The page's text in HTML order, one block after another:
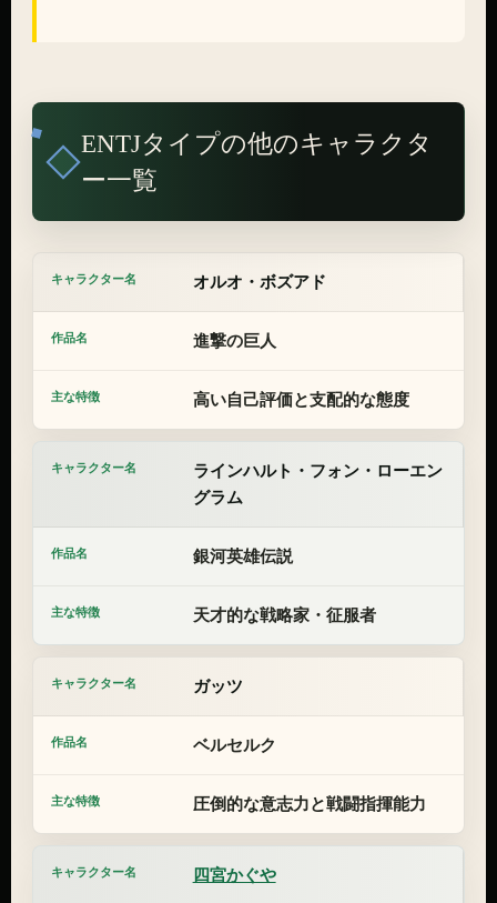
ENTJタイプの他のキャラクタ
ー一覧
オルオ・ボズアド
進撃の巨人
高い自己評価と支配的な態度
ラインハルト・フォン・ローエン
グラム
銀河英雄伝説
天才的な戦略家・征服者
ガッツ
ベルセルク
圧倒的な意志力と戦闘指揮能力
四宮かぐや